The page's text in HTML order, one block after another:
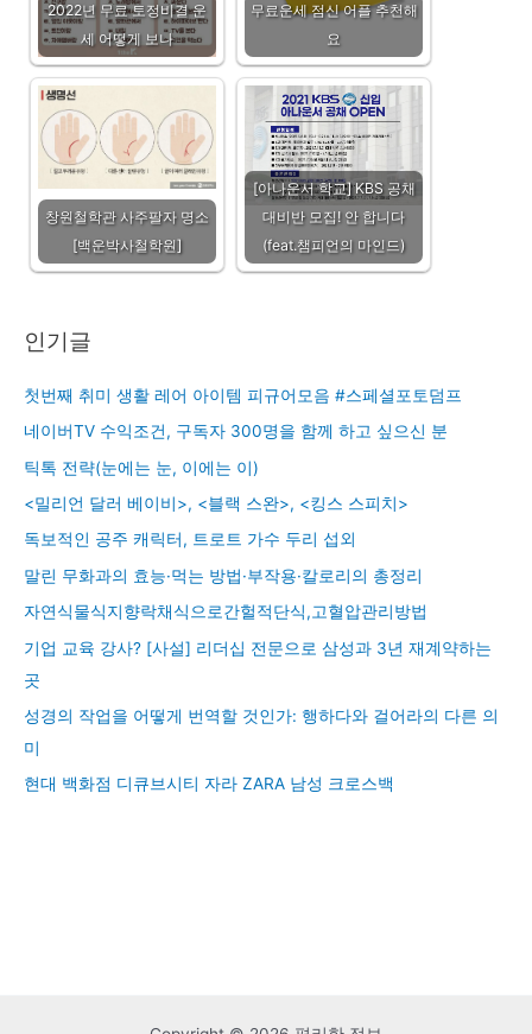
2022년 무료 토정비결 운
세 어떻게 보나
무료운세 점신 어플 추천해
요
창원철학관 사주팔자 명소
[백운박사철학원]
[아나운서 학교] KBS 공채
대비반 모집! 안 합니다
(feat.챔피언의 마인드)
인기글
첫번째 취미 생활 레어 아이템 피규어모음 #스페셜포토덤프
네이버TV 수익조건, 구독자 300명을 함께 하고 싶으신 분
틱톡 전략(눈에는 눈, 이에는 이)
<밀리언 달러 베이비>, <블랙 스완>, <킹스 스피치>
독보적인 공주 캐릭터, 트로트 가수 두리 섭외
말린 무화과의 효능·먹는 방법·부작용·칼로리의 총정리
자연식물식지향락채식으로간헐적단식,고혈압관리방법
기업 교육 강사? [사설] 리더십 전문으로 삼성과 3년 재계약하는
곳
성경의 작업을 어떻게 번역할 것인가: 행하다와 걸어라의 다른 의
미
현대 백화점 디큐브시티 자라 ZARA 남성 크로스백